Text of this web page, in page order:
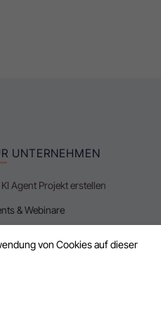
UNTERNEHMEN
Agent Projekt erstellen
& Webinare
von Cookies auf dieser